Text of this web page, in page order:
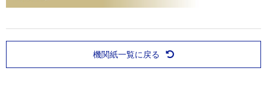
機関紙一覧に戻る